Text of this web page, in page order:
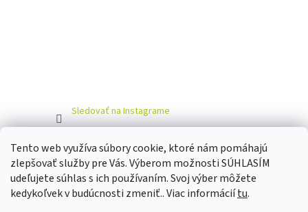
Tento web využíva súbory cookie, ktoré nám pomáhajú
zlepšovať služby pre Vás. Výberom možnosti SÚHLASÍM
udeľujete súhlas s ich používaním. Svoj výber môžete
kedykoľvek v budúcnosti zmeniť.. Viac informáciítu.
Sledovať na Instagrame
Kontakty Obchodné podmienky Reklamácia / Vrátenie tovaru